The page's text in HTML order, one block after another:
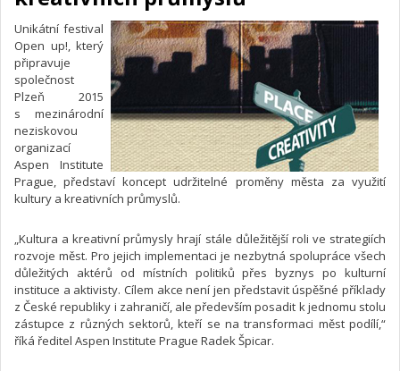
Unikátní festival
Open up!, který
připravuje
společnost
Plzeň 2015
s mezinárodní
neziskovou
organizací
Aspen Institute
Prague, představí koncept udržitelné proměny města za využití
kultury a kreativních průmyslů.
„Kultura a kreativní průmysly hrají stále důležitější roli ve strategiích
rozvoje měst. Pro jejich implementaci je nezbytná spolupráce všech
důležitých aktérů od místních politiků přes byznys po kulturní
instituce a aktivisty. Cílem akce není jen představit úspěšné příklady
z České republiky i zahraničí, ale především posadit k jednomu stolu
zástupce z různých sektorů, kteří se na transformaci měst podílí,“
říká ředitel Aspen Institute Prague Radek Špicar.